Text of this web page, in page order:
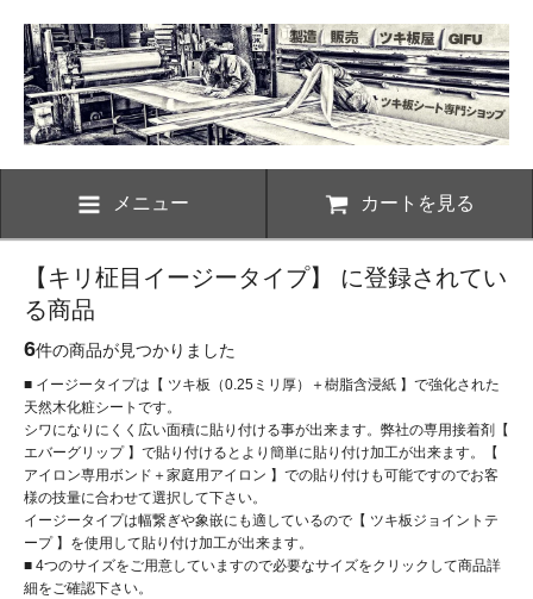
メニュー カートを見る
【キリ柾目イージータイプ】 に登録されてい
る商品
6件の商品が見つかりました
■ イージータイプは【 ツキ板（0.25ミリ厚）＋樹脂含浸紙 】で強化された
天然木化粧シートです。
シワになりにくく広い面積に貼り付ける事が出来ます。弊社の専用接着剤【
エバーグリップ 】で貼り付けるとより簡単に貼り付け加工が出来ます。【
アイロン専用ボンド＋家庭用アイロン 】での貼り付けも可能ですのでお客
様の技量に合わせて選択して下さい。
イージータイプは幅繋ぎや象嵌にも適しているので【 ツキ板ジョイントテ
ープ 】を使用して貼り付け加工が出来ます。
■ 4つのサイズをご用意していますので必要なサイズをクリックして商品詳
細をご確認下さい。